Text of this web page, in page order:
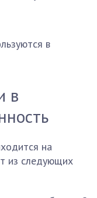
в
в
на
из следующих